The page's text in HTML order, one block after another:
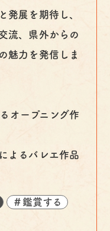
発展を期待し、
流、県外からの
魅力を発信しま
オープニング作
よるバレエ作品
＃鑑賞する